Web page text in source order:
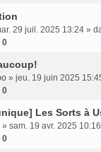
29 juil. 2025 13:24 »
0
» jeu. 19 juin 2025
0
Les Sorts à
» sam. 19 avr. 2025
0